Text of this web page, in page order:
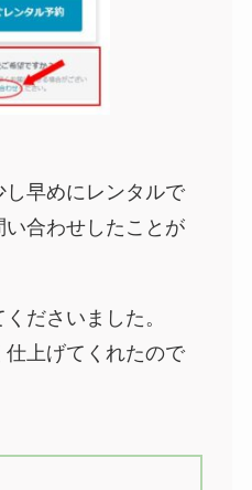
早めにレンタルで
い合わせしたことが
ださいました。
仕上げてくれたので